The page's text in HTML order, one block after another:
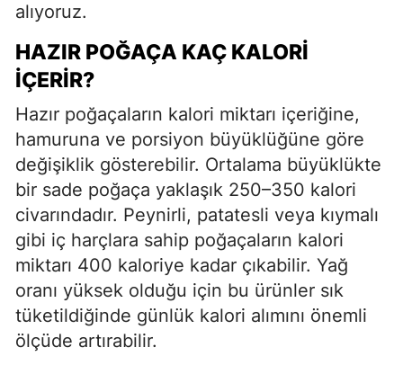
alıyoruz.
HAZIR POĞAÇA KAÇ KALORI
İÇERIR?
Hazır poğaçaların kalori miktarı içeriğine,
hamuruna ve porsiyon büyüklüğüne göre
değişiklik gösterebilir. Ortalama büyüklükte
bir sade poğaça yaklaşık 250–350 kalori
civarındadır. Peynirli, patatesli veya kıymalı
gibi iç harçlara sahip poğaçaların kalori
miktarı 400 kaloriye kadar çıkabilir. Yağ
oranı yüksek olduğu için bu ürünler sık
tüketildiğinde günlük kalori alımını önemli
ölçüde artırabilir.